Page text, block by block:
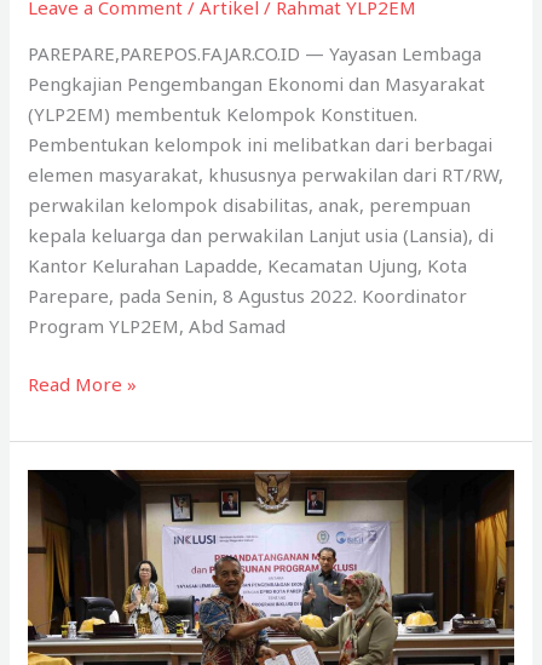
Leave a Comment /Artikel / Rahmat YLP2EM
PAREPARE,PAREPOS.FAJAR.CO.ID — Yayasan Lembaga
Pengkajian Pengembangan Ekonomi dan Masyarakat
(YLP2EM) membentuk Kelompok Konstituen.
Pembentukan kelompok ini melibatkan dari berbagai
elemen masyarakat, khususnya perwakilan dari RT/RW,
perwakilan kelompok disabilitas, anak, perempuan
kepala keluarga dan perwakilan Lanjut usia (Lansia), di
Kantor Kelurahan Lapadde, Kecamatan Ujung, Kota
Parepare, pada Senin, 8 Agustus 2022. Koordinator
Program YLP2EM, Abd Samad
Kelompok
Sebagai
Penyambung
Aspirasi
Masyarakat
Read More »